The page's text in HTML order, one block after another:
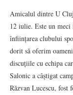
Amicalul dintre U
12 iulie. Este un
înființarea clubului
dorit să oferim
discuțiile cu echipa
Salonic a câștigat
Răzvan Lucescu, fost